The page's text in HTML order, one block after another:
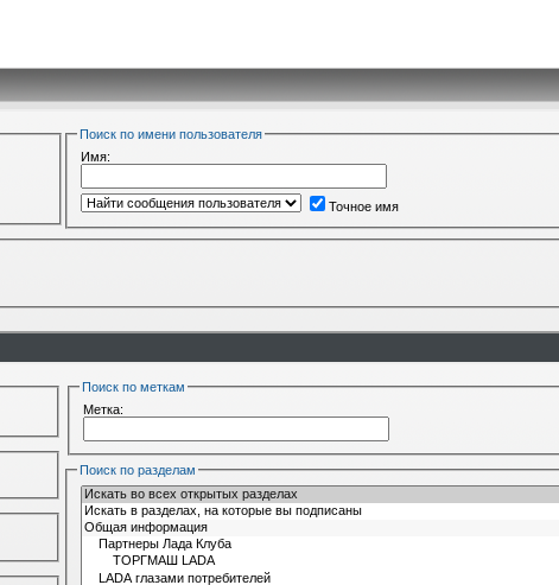
Поиск по имени пользователя
Имя:
Точное имя
Поиск по меткам
Метка:
Поиск по разделам